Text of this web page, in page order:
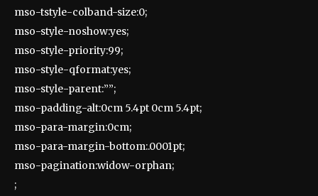
mso-tstyle-colband-size:0;
mso-style-noshow:yes;
mso-style-priority:99;
mso-style-qformat:yes;
mso-style-parent:””;
mso-padding-alt:0cm 5.4pt 0cm 5.4pt;
mso-para-margin:0cm;
mso-para-margin-bottom:.0001pt;
mso-pagination:widow-orphan;
;